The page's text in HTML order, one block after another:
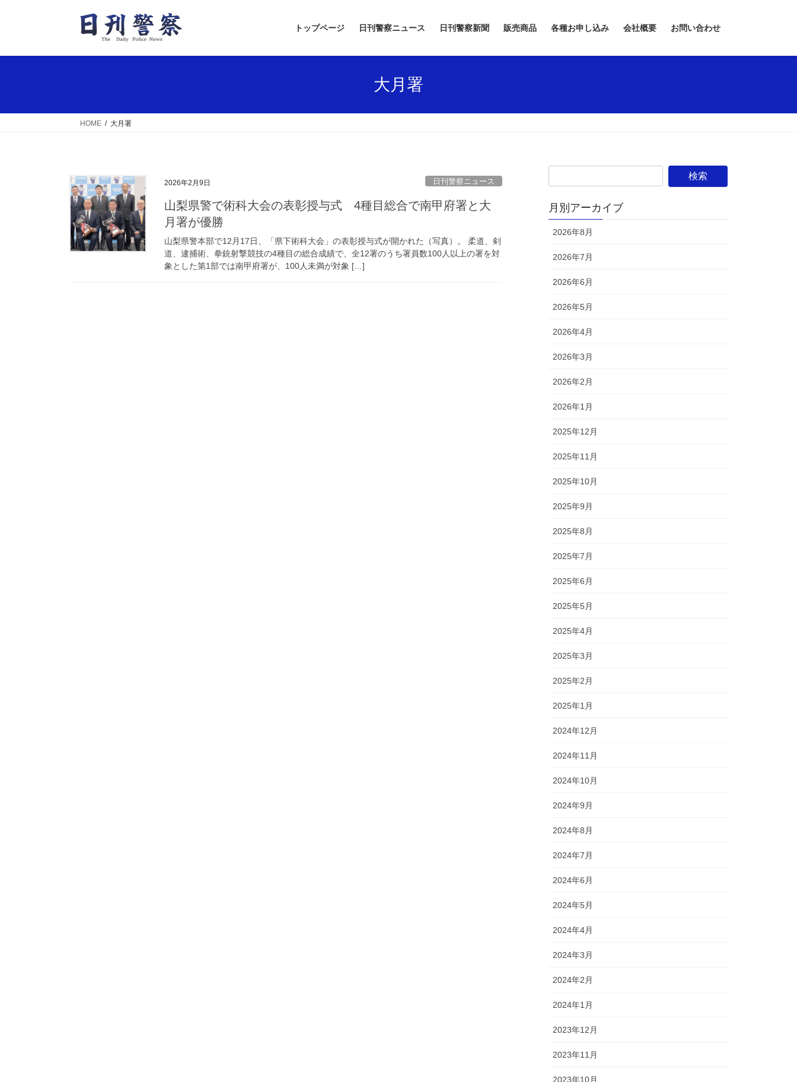
トップページ 日刊警察ニュース 日刊警察新聞 販売商品 各種お申し込み 会社概要 お問い合わせ
大月署
HOME 大月署
2026年2月9日 日刊警察ニュース
山梨県警で術科大会の表彰授与式 4種目総合で南甲府署と大
月署が優勝
山梨県警本部で12月17日、「県下術科大会」の表彰授与式が開かれた（写真）。 柔道、剣
道、逮捕術、拳銃射撃競技の4種目の総合成績で、全12署のうち署員数100人以上の署を対
象とした第1部では南甲府署が、100人未満が対象 […]
月別アーカイブ
2026年8月
2026年7月
2026年6月
2026年5月
2026年4月
2026年3月
2026年2月
2026年1月
2025年12月
2025年11月
2025年10月
2025年9月
2025年8月
2025年7月
2025年6月
2025年5月
2025年4月
2025年3月
2025年2月
2025年1月
2024年12月
2024年11月
2024年10月
2024年9月
2024年8月
2024年7月
2024年6月
2024年5月
2024年4月
2024年3月
2024年2月
2024年1月
2023年12月
2023年11月
2023年10月